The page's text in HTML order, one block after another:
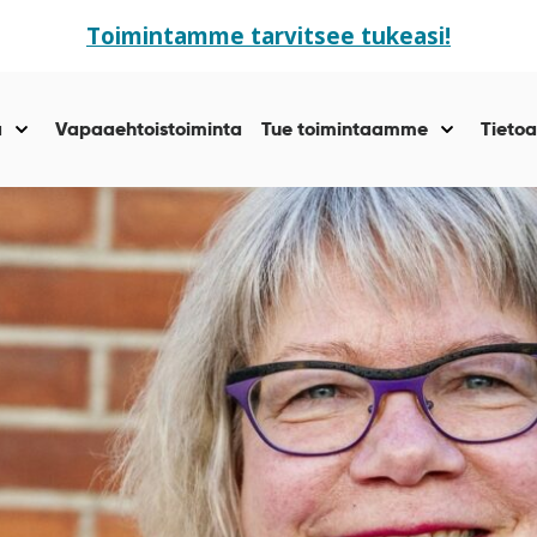
Toimintamme tarvitsee tukeasi!
Näytä
kohteelle
“Yhteisöllisyyttä
”
Vapaaehtoistoiminta Tue toimintaamme
Näytä
kohteelle
“Tue
”